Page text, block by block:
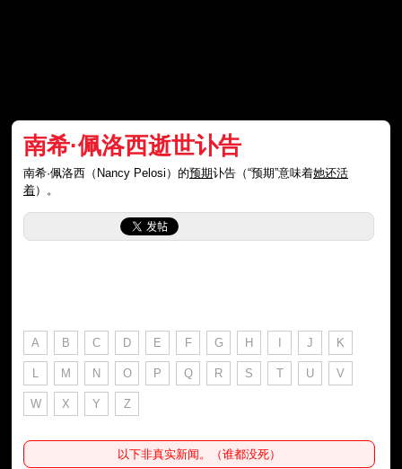
南希·佩洛西逝世讣告
南希·佩洛西（Nancy Pelosi）的预期讣告（“预期”意味着她还活
着）。
A B C D E F G H I J K
L M N O P Q R S T U V
W X Y Z
以下非真实新闻。（谁都没死）